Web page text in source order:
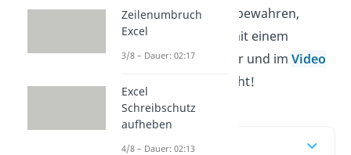
neugierigen Blicken zu bewahren,
kannst du sie in
mit einem
Passwort schützen
. Hier und im Video
erfährst du, wie das geht!
Inhaltsübersicht
Zeilenumbruch
Excel
3/8 – Dauer: 02:17
Excel
Schreibschutz
aufheben
4/8 – Dauer: 02:13